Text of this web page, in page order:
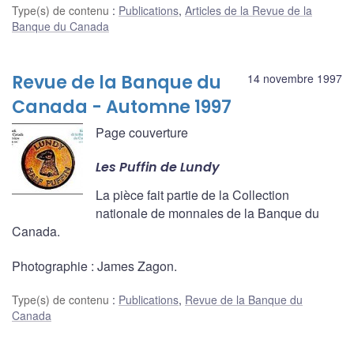
Type(s) de contenu : Publications, Articles de la Revue de la
Banque du Canada
14 novembre 1997
Revue de la Banque du
Canada - Automne 1997
Page couverture
Les Puffin de Lundy
La pièce fait partie de la Collection
nationale de monnaies de la Banque du
Canada.
Photographie : James Zagon.
Type(s) de contenu : Publications, Revue de la Banque du
Canada